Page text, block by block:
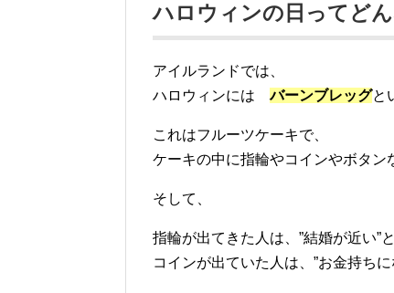
ハロウィンの日ってど
アイルランドでは、
ハロウィンにはバーンブレッグと
これはフルーツケーキで、
ケーキの中に指輪やコインやボタン
そして、
指輪が出てきた人は、”結婚が近い”
コインが出ていた人は、”お金持ちに